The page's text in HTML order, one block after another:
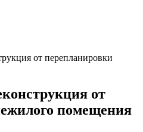
от перепланировки
от
помещения